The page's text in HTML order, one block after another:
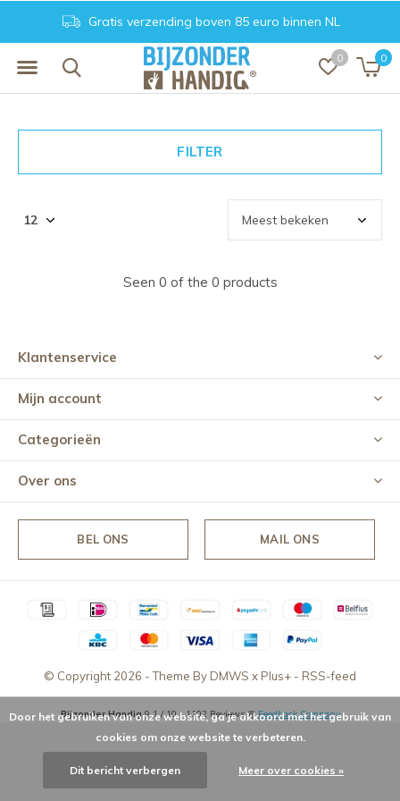
0 0
Gratis verzending boven 85 euro binnen NL
FILTER
Seen 0 of the 0 products
Klantenservice
Mijn account
Categorieën
Over ons
BEL ONS MAIL ONS
© Copyright 2026 - Theme By DMWS x Plus+ - RSS-feed
Bijzonder Handig9,1/10-1102 Reviews @Feedback Company
Door het gebruiken van onze website, ga je akkoord met het gebruik van
cookies om onze website te verbeteren.
Dit bericht verbergen Meer over cookies »